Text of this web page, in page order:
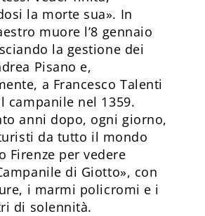
la morte sua». In
muore l’8 gennaio
la gestione dei
Pisano e,
a Francesco Talenti
campanile nel 1359.
anni dopo, ogni giorno,
da tutto il mondo
Firenze per vedere
di Giotto», con
i marmi policromi e i
di solennità.